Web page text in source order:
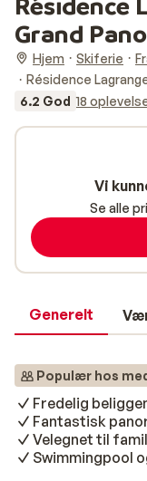
Grand
Hjem Skiferie
Résidence
6.2 God 18
Generelt
Populær hos
Fredelig
Fantastisk
Velegnet til
Swimmingpool
Vi
Se alle